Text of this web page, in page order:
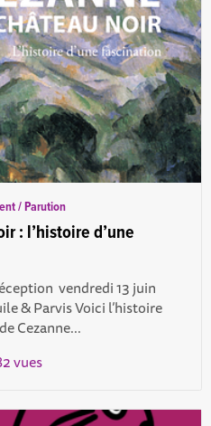
/ Parution
: l’histoire d’une
vendredi 13 juin
& Parvis Voici l’histoire
Cezanne...
vues